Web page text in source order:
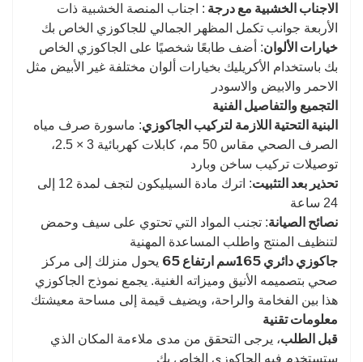
الاجناب الخشبية مع درجة : اجناب المنصة الخشبية ذات
الأربعة جوانب تكمل المظهر الجمالي للجاكوزي الخاص بك
خيارات الألوان: أضف طابعًا شخصيًا على الجاكوزي الخاص
بك باستخدام الأكريليك بخيارات ألوان مختلفة غير الأبيض مثل
الاحمر والابيض والاسودر
التجميع والتفاصيل الفنية
البنية التحتية اللازمة لتركيب الجاكوزي: ماسورة صرف مياه
الصرف الصحي مقاس 50 مم، كابلات كهربائية 3 × 2.5،
توصيلات تركيب ساخن وبارد
تحذير بعد التثبيت
: اترك مادة السيليكون لتجف لمدة 12 إلى
24 ساعة
نصائح الصيانة: تجنب المواد التي تحتوي على سيف وحمض
لتنظيف المنتج واطلب المساعدة المهنية
جاكوزي دائري 165سم ارتفاع 65
يحول منزلك إلى مركز
صحي بتصميمه الأنيق وميزاته الغنية. يجمع نموذج الجاكوزي
هذا بين الفخامة والراحة، ويضيف قيمة إلى مساحة معيشتك
معلومات تقنية
قبل الطلب، يرجى التحقق من مدى ملاءمة المكان الذي
ستستخدم فيه الجاكوزي الخاص بك